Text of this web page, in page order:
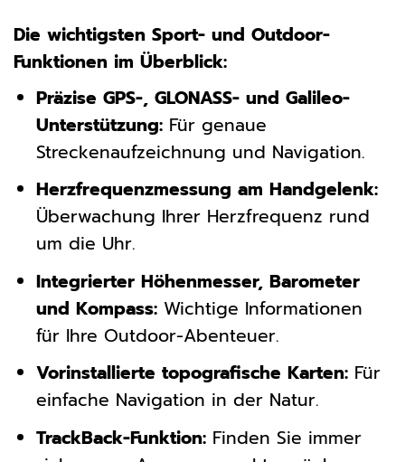
Die wichtigsten Sport- und Outdoor-
Funktionen im Überblick:
Präzise GPS-, GLONASS- und Galileo-
Unterstützung:Für genaue
Streckenaufzeichnung und Navigation.
Herzfrequenzmessung am Handgelenk:
Überwachung Ihrer Herzfrequenz rund
um die Uhr.
Integrierter Höhenmesser, Barometer
und Kompass:Wichtige Informationen
für Ihre Outdoor-Abenteuer.
Vorinstallierte topografische Karten:Für
einfache Navigation in der Natur.
TrackBack-Funktion:Finden Sie immer